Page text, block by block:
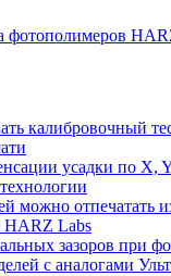
фотополимеров
калибровочный
усадки по X,
можно отпечатать
HARZ Labs
зазоров при
с аналогами